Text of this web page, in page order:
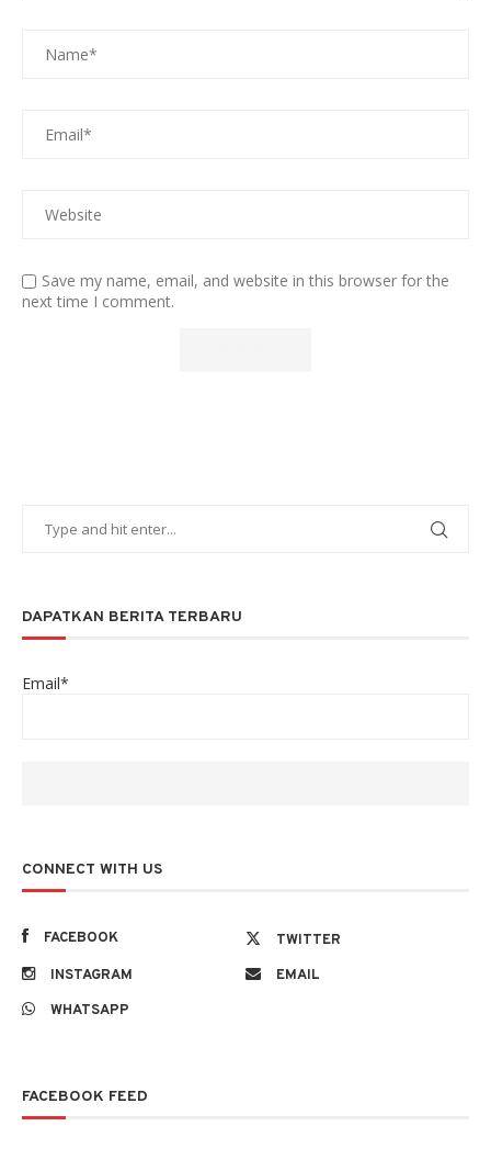
Save my name, email, and website in this browser for the
next time I comment.
DAPATKAN BERITA TERBARU
Email*
CONNECT WITH US
FACEBOOK
TWITTER
INSTAGRAM
EMAIL
WHATSAPP
FACEBOOK FEED